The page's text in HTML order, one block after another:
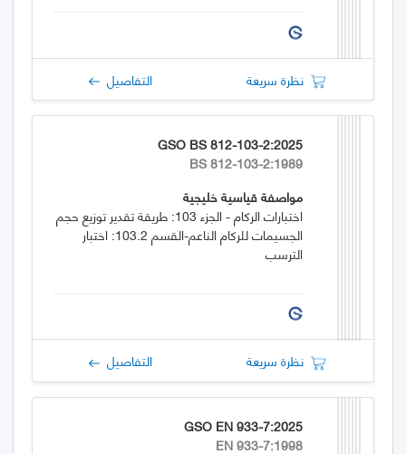
نظرة سريعة التفاصيل
GSO BS 812-103-2:2025
BS 812-103-2:1989
مواصفة قياسية خليجية
اختبارات الركام - الجزء 103: طريقة تقدير توزيع حجم
الجسيمات للركام الناعم-القسم 103.2: اختبار
الترسب
نظرة سريعة التفاصيل
GSO EN 933-7:2025
EN 933-7:1998